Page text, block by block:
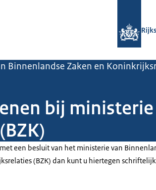
Binnenlandse Zaken en
bij
een besluit van het ministerie van
(BZK) dan kunt u hiertegen schriftelijk